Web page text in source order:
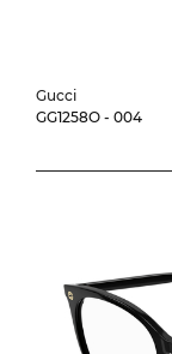
Gucci
GG1258O - 004